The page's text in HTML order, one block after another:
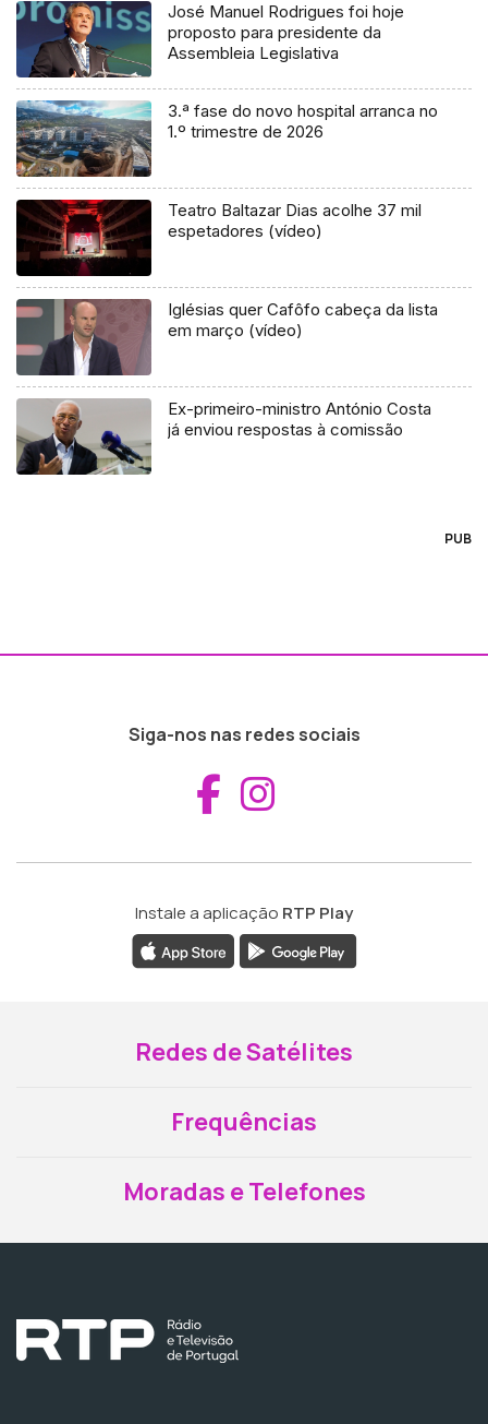
José Manuel Rodrigues foi hoje
proposto para presidente da
Assembleia Legislativa
3.ª fase do novo hospital arranca no
1.º trimestre de 2026
Teatro Baltazar Dias acolhe 37 mil
espetadores (vídeo)
Iglésias quer Cafôfo cabeça da lista
em março (vídeo)
Ex-primeiro-ministro António Costa
já enviou respostas à comissão
PUB
Siga-nos nas redes sociais
Aceder ao
Instale a aplicação RTP Play
Redes de Satélites
Frequências
Moradas e Telefones